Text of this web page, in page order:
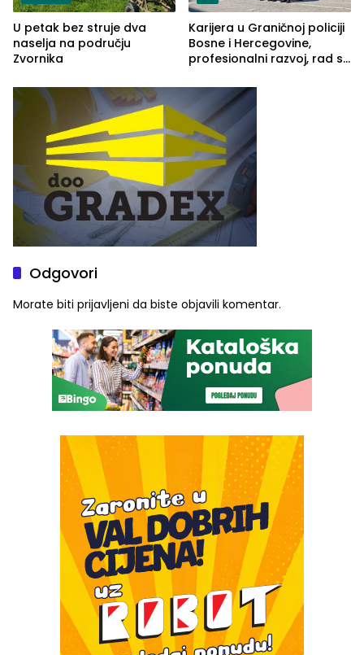
U petak bez struje dva
naselja na području
Zvornika
Karijera u Graničnoj policiji
Bosne i Hercegovine,
profesionalni razvoj, rad sa
služba građanima
Odgovori
Morate biti prijavljeni da biste objavili komentar.